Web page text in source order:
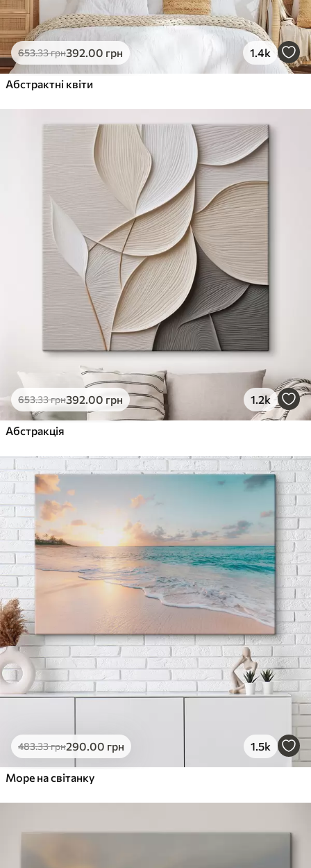
653.33грн392.00 грн 1.4k
Абстрактні квіти
653.33грн392.00 грн 1.2k
Абстракція
483.33грн290.00 грн 1.5k
Море на світанку